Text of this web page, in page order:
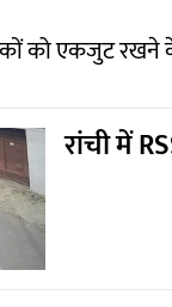
को एकजुट रखने के
रांची में